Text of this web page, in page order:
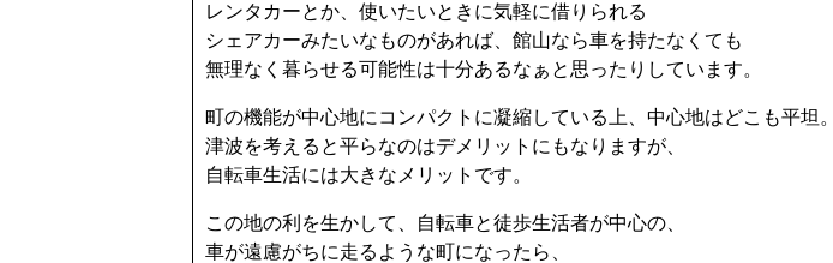
レンタカーとか、使いたいときに気軽に借りられる
シェアカーみたいなものがあれば、館山なら車を持たなくても
無理なく暮らせる可能性は十分あるなぁと思ったりしています。
町の機能が中心地にコンパクトに凝縮している上、中心地はどこも平坦。
津波を考えると平らなのはデメリットにもなりますが、
自転車生活には大きなメリットです。
この地の利を生かして、自転車と徒歩生活者が中心の、
車が遠慮がちに走るような町になったら、